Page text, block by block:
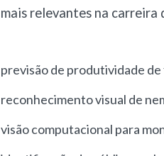
mais relevantes na carreira
previsão de produtividade de
reconhecimento visual de
visão computacional para